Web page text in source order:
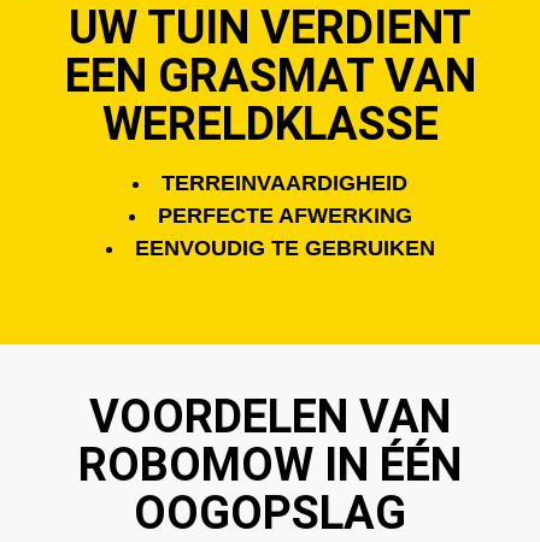
UW TUIN VERDIENT
EEN GRASMAT VAN
WERELDKLASSE
TERREINVAARDIGHEID
PERFECTE AFWERKING
EENVOUDIG TE GEBRUIKEN
VOORDELEN VAN
ROBOMOW IN ÉÉN
OOGOPSLAG